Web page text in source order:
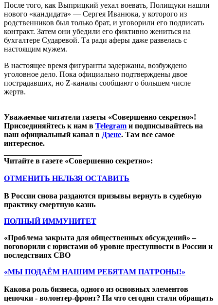
После того, как Выприцкий уехал воевать, Полищуки нашли
нового «кандидата» — Сергея Иванюка, у которого из
родственников был только брат, и уговорили его подписать
контракт. Затем они убедили его фиктивно жениться на
бухгалтере Сударевой. Та ради аферы даже развелась с
настоящим мужем.
В настоящее время фигуранты задержаны, возбуждено
уголовное дело. Пока официально подтверждены двое
пострадавших, но Z-каналы сообщают о большем числе
жертв.
Уважаемые читатели газеты «Совершенно секретно»!
Присоединяйтесь к нам в Telegram и подписывайтесь на
наш официальный канал в Дзене. Там все самое
интересное.
Читайте в газете «Совершенно секретно»:
ОТМЕНИТЬ НЕЛЬЗЯ ОСТАВИТЬ
В России снова раздаются призывы вернуть в судебную
практику смертную казнь
ПОЛНЫЙ ИММУНИТЕТ
«Проблема закрыта для общественных обсуждений» –
поговорили с юристами об уровне преступности в России и
последствиях СВО
«МЫ ПОДАЁМ НАШИМ РЕБЯТАМ ПАТРОНЫ!»
Какова роль бизнеса, одного из основных элементов
цепочки - волонтер-фронт? На что сегодня стали обращать